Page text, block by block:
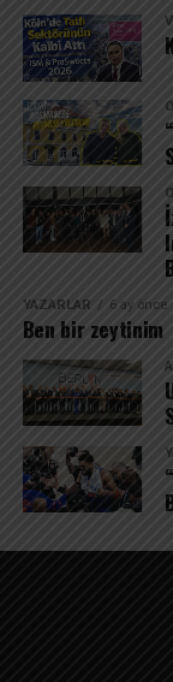
YAZARLAR 6 ay önce
Ben bir zeytinim